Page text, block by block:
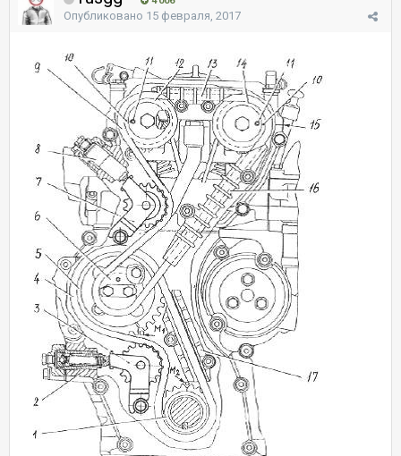
Опубликовано 15 февраля, 2017